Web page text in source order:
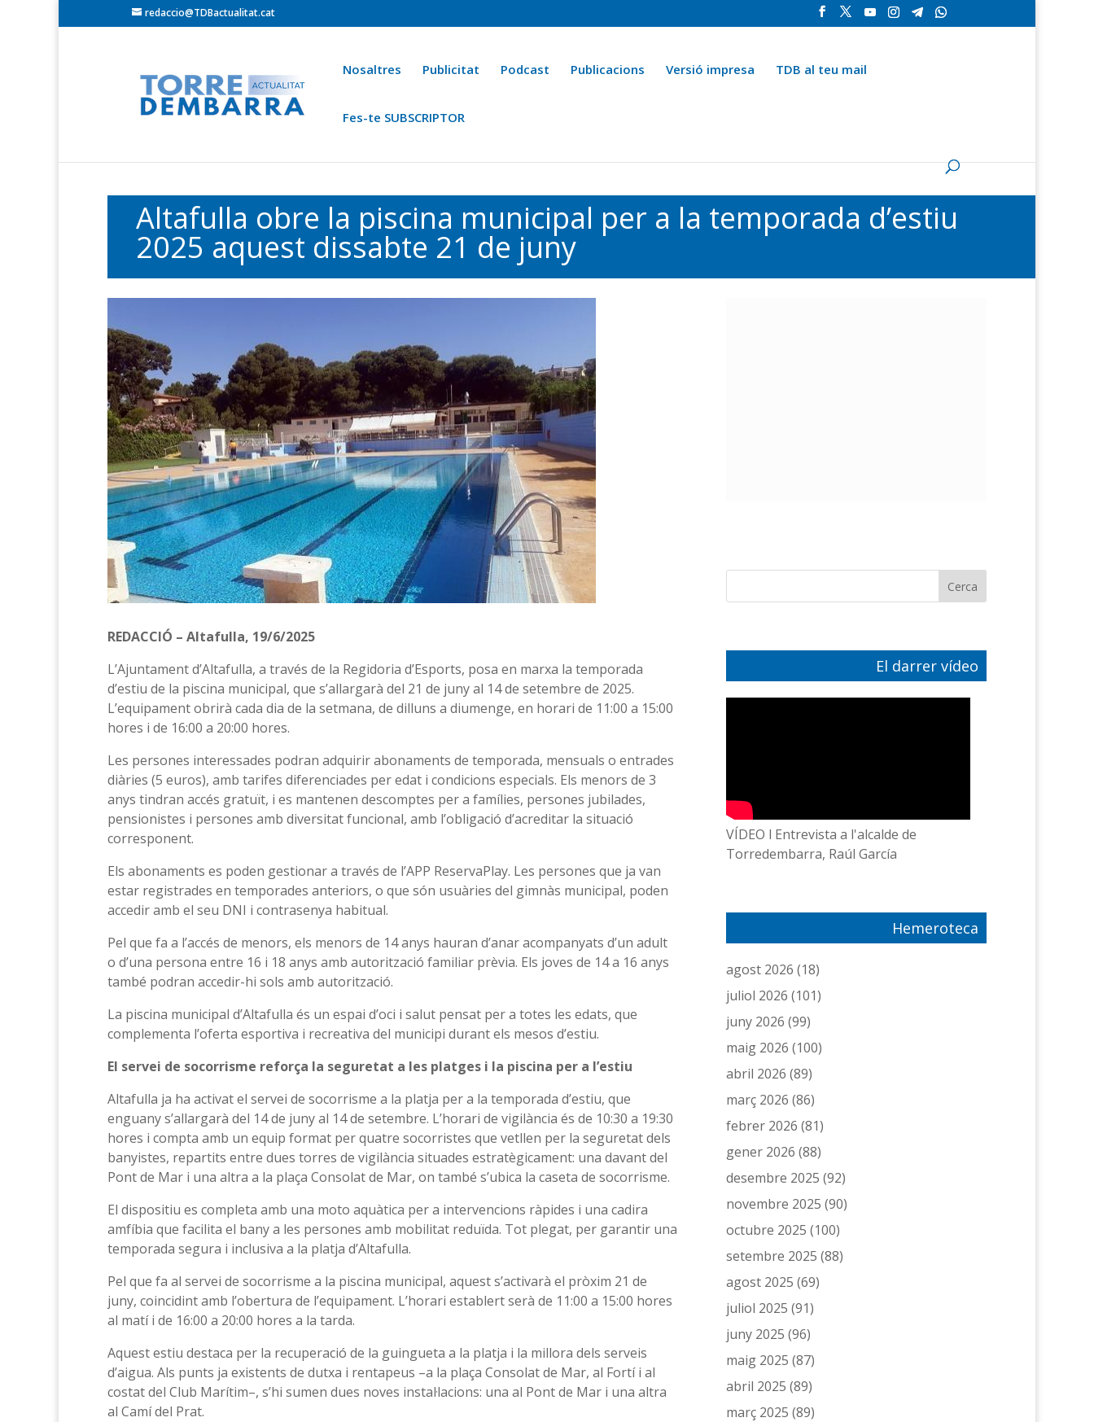
redaccio@TDBactualitat.cat
Nosaltres Publicitat Podcast Publicacions Versió impresa TDB al teu mail
Fes-te SUBSCRIPTOR
Crònica Ara fa 25 anys
Altafulla obre la piscina municipal per a la temporada d’estiu
2025 aquest dissabte 21 de juny
REDACCIÓ – Altafulla, 19/6/2025
L’Ajuntament d’Altafulla, a través de la Regidoria d’Esports, posa en marxa la temporada
d’estiu de la piscina municipal, que s’allargarà del 21 de juny al 14 de setembre de 2025.
L’equipament obrirà cada dia de la setmana, de dilluns a diumenge, en horari de 11:00 a 15:00
hores i de 16:00 a 20:00 hores.
Les persones interessades podran adquirir abonaments de temporada, mensuals o entrades
diàries (5 euros), amb tarifes diferenciades per edat i condicions especials. Els menors de 3
anys tindran accés gratuït, i es mantenen descomptes per a famílies, persones jubilades,
pensionistes i persones amb diversitat funcional, amb l’obligació d’acreditar la situació
corresponent.
Els abonaments es poden gestionar a través de l’APP ReservaPlay. Les persones que ja van
estar registrades en temporades anteriors, o que són usuàries del gimnàs municipal, poden
accedir amb el seu DNI i contrasenya habitual.
Pel que fa a l’accés de menors, els menors de 14 anys hauran d’anar acompanyats d’un adult
o d’una persona entre 16 i 18 anys amb autorització familiar prèvia. Els joves de 14 a 16 anys
també podran accedir-hi sols amb autorització.
La piscina municipal d’Altafulla és un espai d’oci i salut pensat per a totes les edats, que
complementa l’oferta esportiva i recreativa del municipi durant els mesos d’estiu.
El servei de socorrisme reforça la seguretat a les platges i la piscina per a l’estiu
Altafulla ja ha activat el servei de socorrisme a la platja per a la temporada d’estiu, que
enguany s’allargarà del 14 de juny al 14 de setembre. L’horari de vigilància és de 10:30 a 19:30
hores i compta amb un equip format per quatre socorristes que vetllen per la seguretat dels
banyistes, repartits entre dues torres de vigilància situades estratègicament: una davant del
Pont de Mar i una altra a la plaça Consolat de Mar, on també s’ubica la caseta de socorrisme.
El dispositiu es completa amb una moto aquàtica per a intervencions ràpides i una cadira
amfíbia que facilita el bany a les persones amb mobilitat reduïda. Tot plegat, per garantir una
temporada segura i inclusiva a la platja d’Altafulla.
Pel que fa al servei de socorrisme a la piscina municipal, aquest s’activarà el pròxim 21 de
juny, coincidint amb l’obertura de l’equipament. L’horari establert serà de 11:00 a 15:00 hores
al matí i de 16:00 a 20:00 hores a la tarda.
Aquest estiu destaca per la recuperació de la guingueta a la platja i la millora dels serveis
d’aigua. Als punts ja existents de dutxa i rentapeus –a la plaça Consolat de Mar, al Fortí i al
costat del Club Marítim–, s’hi sumen dues noves instal·lacions: una al Pont de Mar i una altra
al Camí del Prat.
El darrer vídeo
VÍDEO l Entrevista a l'alcalde de
Torredembarra, Raúl García
Hemeroteca
agost 2026 (18)
juliol 2026 (101)
juny 2026 (99)
maig 2026 (100)
abril 2026 (89)
març 2026 (86)
febrer 2026 (81)
gener 2026 (88)
desembre 2025 (92)
novembre 2025 (90)
octubre 2025 (100)
setembre 2025 (88)
agost 2025 (69)
juliol 2025 (91)
juny 2025 (96)
maig 2025 (87)
abril 2025 (89)
març 2025 (89)